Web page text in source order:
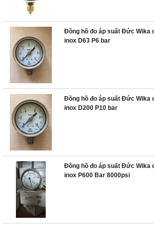
Đồng hồ đo áp suất Đức Wika
inox D63 P6 bar
Đồng hồ đo áp suất Đức Wika
inox D200 P10 bar
Đồng hồ đo áp suất Đức Wika
inox P600 Bar 8000psi